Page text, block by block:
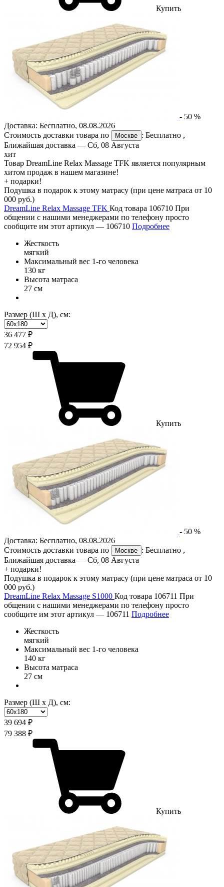
Купить
- 50 %
Доставка: Бесплатно, 08.08.2026
Стоимость доставки товара по
Москве : Бесплатно ,
Ближайшая доставка — Сб, 08 Августа
хит
Товар DreamLine Relax Massage TFK является популярным
хитом продаж в нашем магазине!
+ подарки!
Подушка в подарок к этому матрасу (при цене матраса от 10
000 руб.)
DreamLine Relax Massage TFK Код товара 106710 При
общении с нашими менеджерами по телефону просто
сообщите им этот артикул — 106710 Подробнее
Жесткость
мягкий
Максимальный вес 1-го человека
130 кг
Высота матраса
27 см
Размер (Ш х Д), см:
36 477 ₽
72 954 ₽
Купить
- 50 %
Доставка: Бесплатно, 08.08.2026
Стоимость доставки товара по
Москве : Бесплатно ,
Ближайшая доставка — Сб, 08 Августа
+ подарки!
Подушка в подарок к этому матрасу (при цене матраса от 10
000 руб.)
DreamLine Relax Massage S1000 Код товара 106711 При
общении с нашими менеджерами по телефону просто
сообщите им этот артикул — 106711 Подробнее
Жесткость
мягкий
Максимальный вес 1-го человека
140 кг
Высота матраса
27 см
Размер (Ш х Д), см:
39 694 ₽
79 388 ₽
Купить